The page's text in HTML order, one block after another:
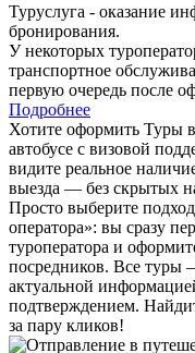
Туруслуга - оказание
бронирования.
У некоторых
транспортное
первую очередь после
Подробнее
Хотите оформить Туры
автобусе с визовой
видите реальное
выезда — без скрытых
Просто выберите
оператора»: вы сразу
туроператора и
посредников. Все туры
актуальной
подтверждением.
за пару кликов!